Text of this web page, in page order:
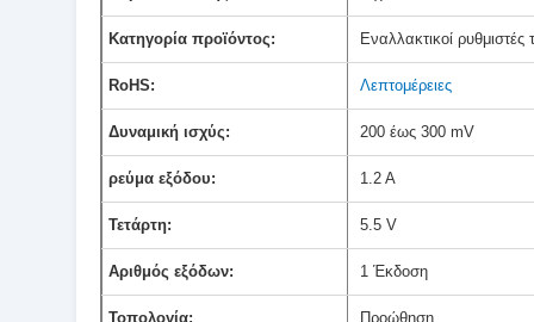
Κατηγορία προϊόντος: Εναλλακτικοί ρυθμιστές
RoHS: Λεπτομέρειες
Δυναμική ισχύς: 200 έως 300 mV
ρεύμα εξόδου: 1.2 Α
Τετάρτη: 5.5 V
Αριθμός εξόδων: 1 Έκδοση
Τοπολογία: Προώθηση